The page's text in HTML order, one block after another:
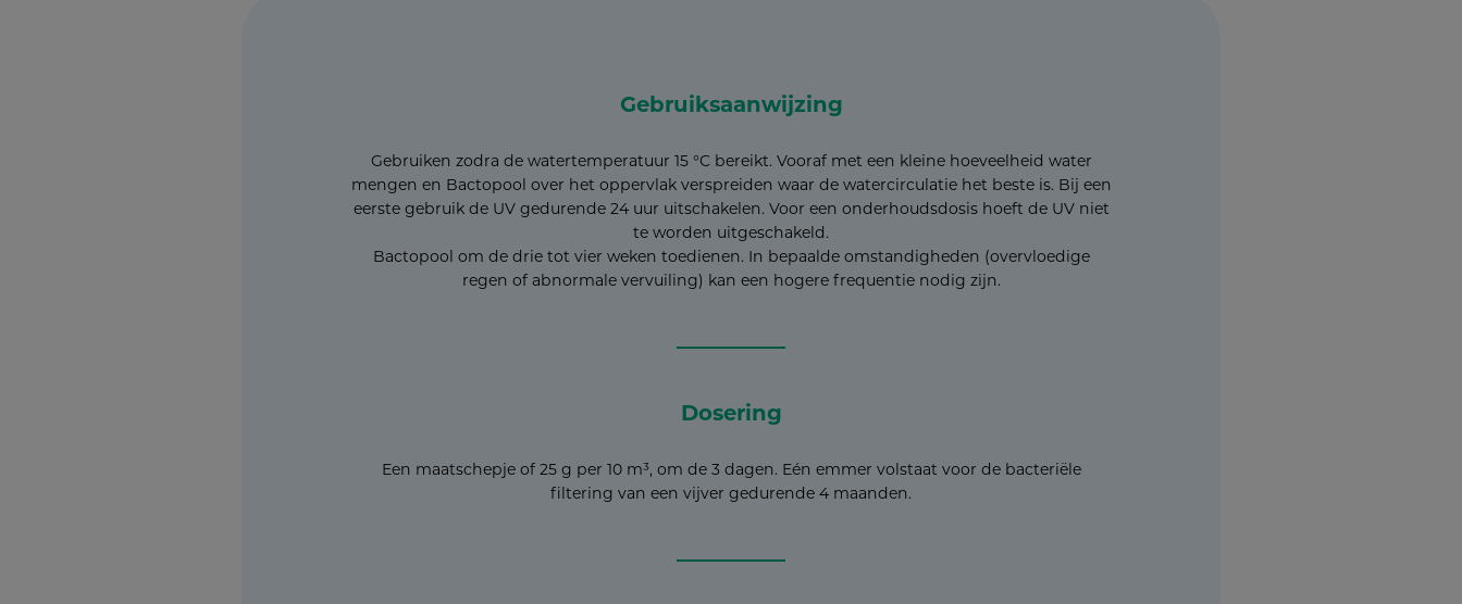
Gebruiksaanwijzing
Gebruiken zodra de watertemperatuur 15 °C bereikt. Vooraf met een kleine hoeveelheid water
mengen en Bactopool over het oppervlak verspreiden waar de watercirculatie het beste is. Bij een
eerste gebruik de UV gedurende 24 uur uitschakelen. Voor een onderhoudsdosis hoeft de UV niet
te worden uitgeschakeld.
Bactopool om de drie tot vier weken toedienen. In bepaalde omstandigheden (overvloedige
regen of abnormale vervuiling) kan een hogere frequentie nodig zijn.
Dosering
Een maatschepje of 25 g per 10 m³, om de 3 dagen. Eén emmer volstaat voor de bacteriële
filtering van een vijver gedurende 4 maanden.